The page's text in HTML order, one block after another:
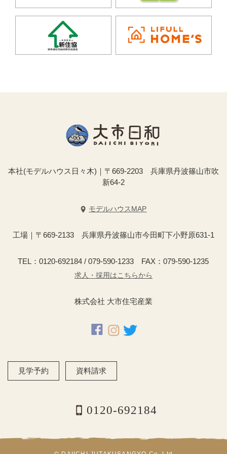
本社(モデルハウス日々木)｜〒669-2203 兵庫県丹波篠山市吹
新64-2
モデルハウスMAP
工場｜〒669-2133 兵庫県丹波篠山市今田町下小野原631-1
TEL：0120-692184 / 079-590-1233 FAX：079-590-1235
求人・採用はこちらから
株式会社 大市住宅産業
見学予約 資料請求
0120-692184